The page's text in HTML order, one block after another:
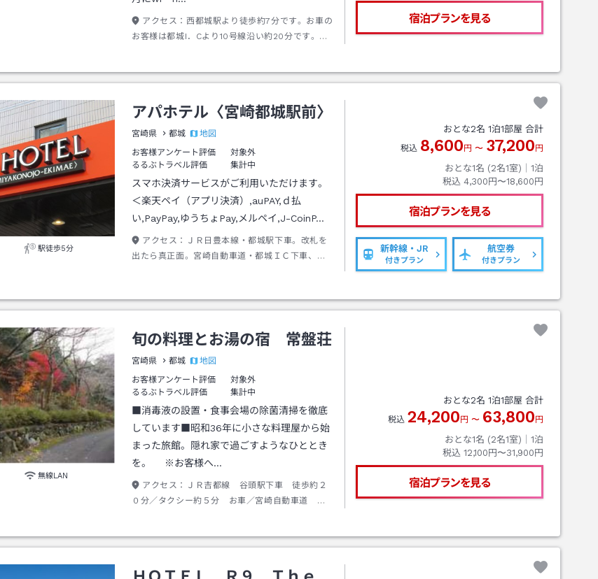
アクセス： 西都城駅より徒歩約7分です。お車の
お客様は都城I．Cより10号線沿い約20分です。目
通り3丁目』で降車下さい。
宿泊プランを見る
駅徒歩5分
アパホテル〈宮崎都城駅前〉
宮崎県 都城
地図
お客様アンケート評価
対象外
るるぶトラベル評価
集計中
スマホ決済サービスがご利用いただけます。
＜楽天ペイ（アプリ決済）,auPAY,ｄ払
い,PayPay,ゆうちょPay,メルペイ,J-CoinP…
アクセス：
ＪＲ日豊本線・都城駅下車。改札を
出たら真正面。宮崎自動車道・都城ＩＣ下車、約
おとな2名 1泊1部屋 合計
税込 8,600 円 〜 37,200 円
おとな1名 (2名1室)｜ 1泊
税込 4,300円〜18,600円
宿泊プランを見る
新幹線・JR
付きプラン
航空券
付きプラン
無線LAN
旬の料理とお湯の宿 常盤荘
宮崎県 都城
地図
お客様アンケート評価
対象外
るるぶトラベル評価
集計中
■消毒液の設置・食事会場の除菌清掃を徹底
しています■昭和36年に小さな料理屋から始
まった旅館。隠れ家で過ごすようなひととき
を。 ※お客様へ…
アクセス：
ＪＲ吉都線 谷頭駅下車 徒歩約２
０分／タクシー約５分 お車／宮崎自動車道 都
おとな2名 1泊1部屋 合計
税込 24,200 円 〜 63,800 円
おとな1名 (2名1室)｜ 1泊
税込 12,100円〜31,900円
宿泊プランを見る